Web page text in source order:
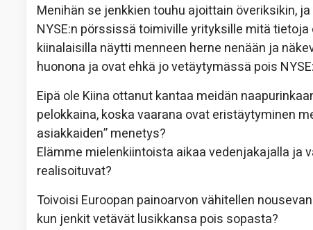
Menihän se jenkkien touhu ajoittain överiksikin,
NYSE:n pörssissä toimiville yrityksille mitä
kiinalaisilla näytti menneen herne nenään ja
huonona ja ovat ehkä jo vetäytymässä pois
Eipä ole Kiina ottanut kantaa meidän
pelokkaina, koska vaarana ovat eristäytyminen
asiakkaiden” menetys?
Elämme mielenkiintoista aikaa vedenjakajalla
realisoituvat?
Toivoisi Euroopan painoarvon vähitellen
kun jenkit vetävät lusikkansa pois sopasta?